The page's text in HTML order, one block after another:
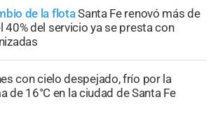
de la flotaSanta Fe renovó más de
40% del servicio ya se presta con
con cielo despejado, frío por la
de 16°C en la ciudad de Santa Fe